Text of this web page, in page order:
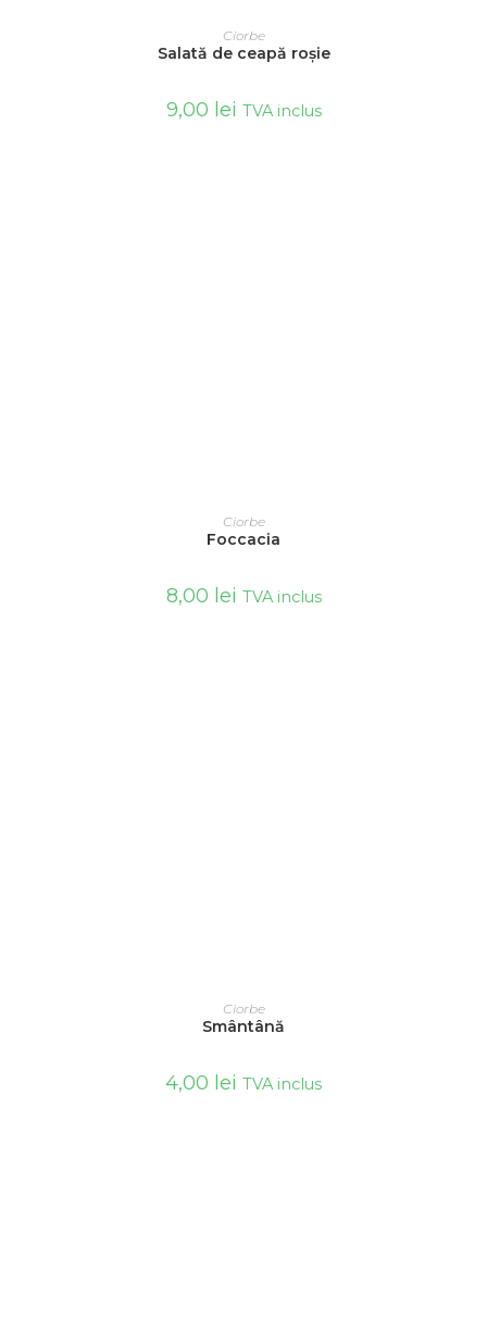
ADAUGĂ ÎN COȘ
Ciorbe
Salată de ceapă roșie
9,00 lei TVA inclus
ADAUGĂ ÎN COȘ
Ciorbe
Foccacia
8,00 lei TVA inclus
ADAUGĂ ÎN COȘ
Ciorbe
Smântână
4,00 lei TVA inclus